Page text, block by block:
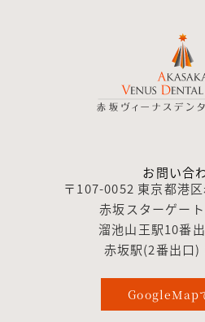
お問い合
〒107-0052 東京都港
赤坂スターゲー
溜池山王駅10番
赤坂駅(2番出口)
GoogleMap